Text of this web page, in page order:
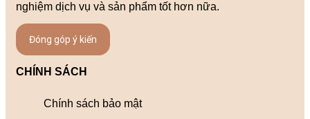
nghiệm dịch vụ và sản phẩm tốt hơn nữa.
Đóng góp ý kiến
CHÍNH SÁCH
Chính sách bảo mật